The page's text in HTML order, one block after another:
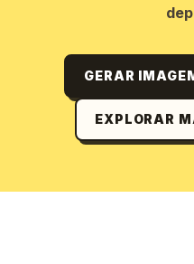
GERAR
EXPLORAR